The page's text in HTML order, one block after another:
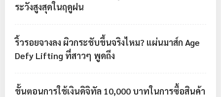
ระวังสูงสุดในฤดูฝน
ริ้วรอยจางลง ผิวกระชับขึ้นจริงไหม? แผ่นมาส์ก Age
Defy Lifting ที่สาวๆ พูดถึง
ขั้นตอนการใช้เงินดิจิทัล 10,000 บาทในการซื้อสินค้า